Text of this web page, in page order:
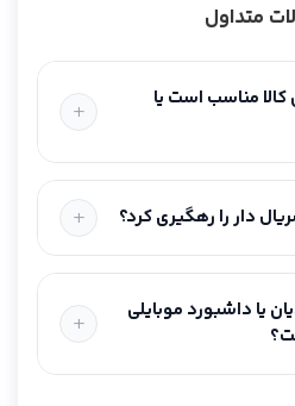
متداول
مناسب است یا
دار را رهگیری کرد؟
یا داشبورد موبایلی